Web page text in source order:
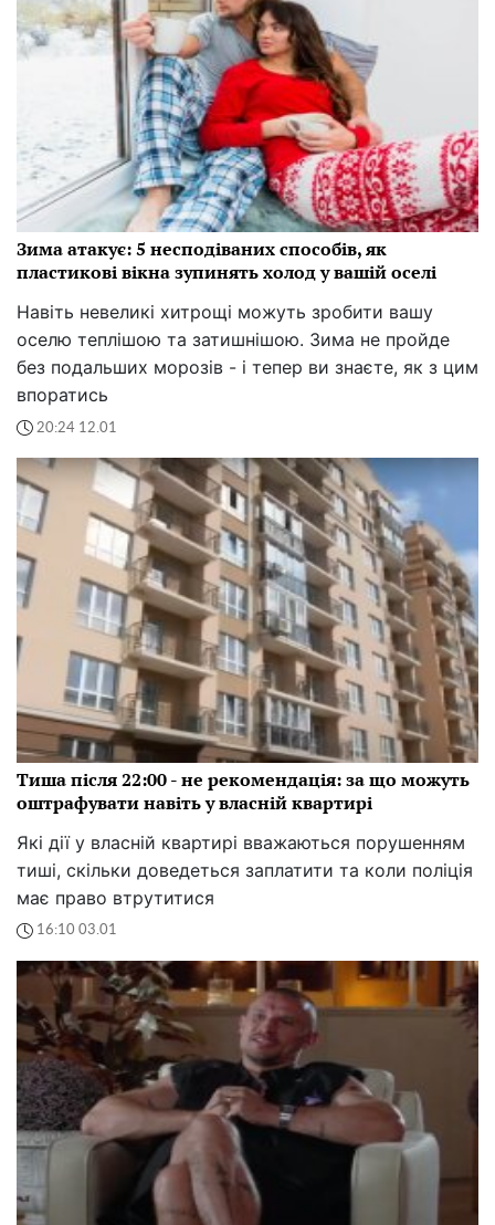
Зима атакує: 5 несподіваних способів, як
пластикові вікна зупинять холод у вашій оселі
Навіть невеликі хитрощі можуть зробити вашу
оселю теплішою та затишнішою. Зима не пройде
без подальших морозів - і тепер ви знаєте, як з цим
впоратись
20:24 12.01
Тиша після 22:00 - не рекомендація: за що можуть
оштрафувати навіть у власній квартирі
Які дії у власній квартирі вважаються порушенням
тиші, скільки доведеться заплатити та коли поліція
має право втрутитися
16:10 03.01